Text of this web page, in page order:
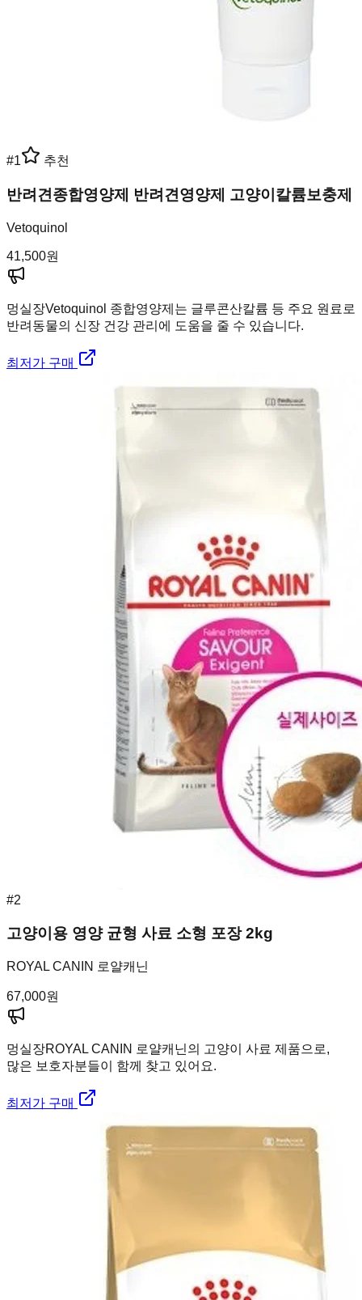
#1 추천
반려견종합영양제 반려견영양제 고양이칼륨보충제
Vetoquinol
41,500원
멍실장Vetoquinol 종합영양제는 글루콘산칼륨 등 주요 원료로
반려동물의 신장 건강 관리에 도움을 줄 수 있습니다.
최저가 구매
#2
고양이용 영양 균형 사료 소형 포장 2kg
ROYAL CANIN 로얄캐닌
67,000원
멍실장ROYAL CANIN 로얄캐닌의 고양이 사료 제품으로,
많은 보호자분들이 함께 찾고 있어요.
최저가 구매